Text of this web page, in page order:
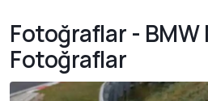
Fotoğraflar - BMW
Fotoğraflar